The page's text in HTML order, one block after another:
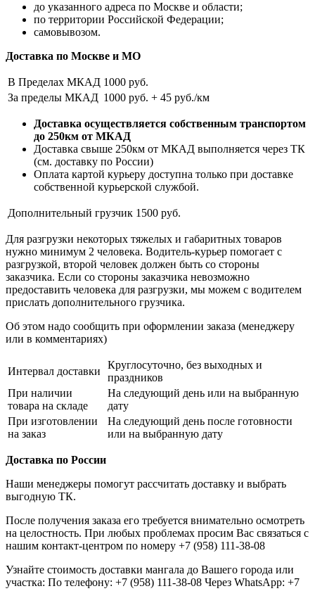
до указанного адреса по Москве и области;
по территории Российской Федерации;
самовывозом.
Доставка по Москве и МО
В Пределах МКАД 1000 руб.
За пределы МКАД 1000 руб. + 45 руб./км
Доставка осуществляется собственным транспортом
до 250км от МКАД
Доставка свыше 250км от МКАД выполняется через ТК
(см. доставку по России)
Оплата картой курьеру доступна только при доставке
собственной курьерской службой.
Дополнительный грузчик 1500 руб.
Для разгрузки некоторых тяжелых и габаритных товаров
нужно минимум 2 человека. Водитель-курьер помогает с
разгрузкой, второй человек должен быть со стороны
заказчика. Если со стороны заказчика невозможно
предоставить человека для разгрузки, мы можем с водителем
прислать дополнительного грузчика.
Об этом надо сообщить при оформлении заказа (менеджеру
или в комментариях)
Интервал доставки
Круглосуточно, без выходных и
праздников
При наличии
товара на складе
На следующий день или на выбранную
дату
При изготовлении
на заказ
На следующий день после готовности
или на выбранную дату
Доставка по России
Наши менеджеры помогут рассчитать доставку и выбрать
выгодную ТК.
После получения заказа его требуется внимательно осмотреть
на целостность. При любых проблемах просим Вас связаться с
нашим контакт-центром по номеру +7 (958) 111-38-08
Узнайте стоимость доставки мангала до Вашего города или
участка: По телефону: +7 (958) 111-38-08 Через WhatsApp: +7